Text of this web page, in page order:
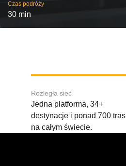
Czas podróży
30 min
Rozległa sieć
Jedna platforma, 34+
destynacje i ponad 700 tras
na całym świecie.